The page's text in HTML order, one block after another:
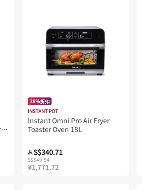
38%折扣
INSTANT POT
Instant Omni Pro Air Fryer
Toaster Oven 18L
从S$340.71
S$549.54
¥1,771.72